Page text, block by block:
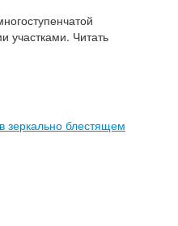
участками. Читать